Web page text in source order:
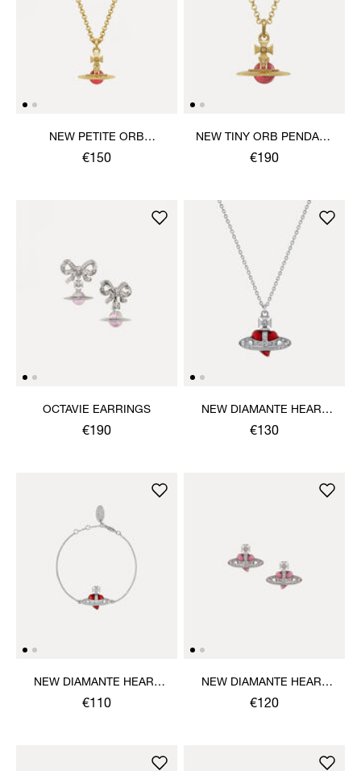
NEW PETITE ORB
PENDANT NECKLACE
€150
NEW TINY ORB PENDANT
NECKLACE
€190
OCTAVIE EARRINGS
€190
NEW DIAMANTE HEART
PENDANT NECKLACE
€130
NEW DIAMANTE HEART
BRACELET
€110
NEW DIAMANTE HEART
EARRINGS
€120